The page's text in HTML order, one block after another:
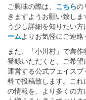
ご興味の際は、 こちらの
きますようお願い致し
う少し詳細を知りたい
ームよりお気軽にご連絡
また、「小川村」で農
登録いただくと、ご希
運営する公式フェイス
料で投稿致します。こ
の情報を、より多くの